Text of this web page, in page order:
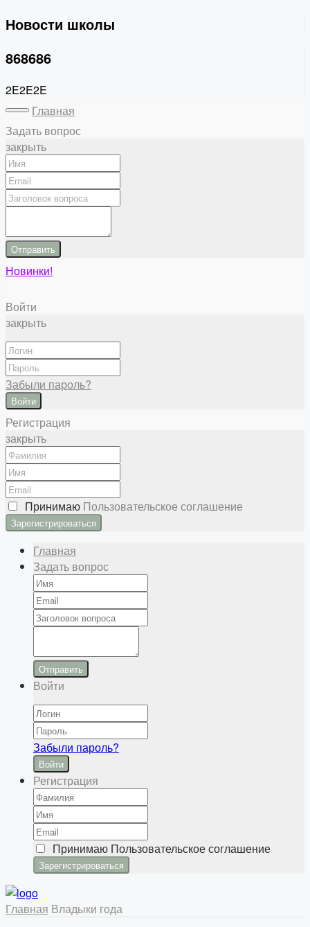
Новости школы
868686
2E2E2E
Главная
Задать вопрос
закрыть
Отправить
Новинки!
Войти
закрыть
Забыли пароль?
Войти
Регистрация
закрыть
Принимаю Пользовательское соглашение
Главная
Задать вопрос
Отправить
Войти
Забыли пароль?
Войти
Регистрация
Принимаю Пользовательское соглашение
Главная Владыки года